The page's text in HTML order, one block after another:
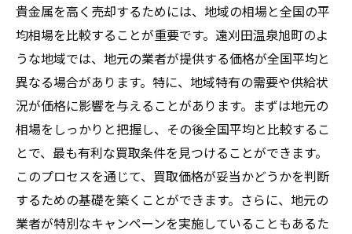
貴金属を高く売却するためには、地域の相場と全国の平
均相場を比較することが重要です。遠刈田温泉旭町のよ
うな地域では、地元の業者が提供する価格が全国平均と
異なる場合があります。特に、地域特有の需要や供給状
況が価格に影響を与えることがあります。まずは地元の
相場をしっかりと把握し、その後全国平均と比較するこ
とで、最も有利な買取条件を見つけることができます。
このプロセスを通じて、買取価格が妥当かどうかを判断
するための基礎を築くことができます。さらに、地元の
業者が特別なキャンペーンを実施していることもあるた